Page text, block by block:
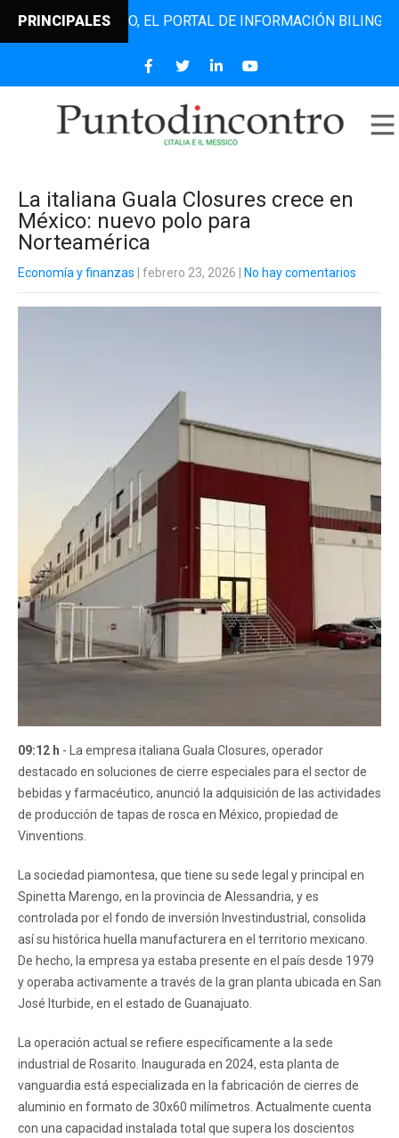
PRINCIPALESEL PORTAL DE INFORMACIÓN BILINGÜE
La italiana Guala Closures crece en
México: nuevo polo para
Norteamérica
Economía y finanzas | febrero 23, 2026 No hay comentarios
09:12 h - La empresa italiana Guala Closures, operador
destacado en soluciones de cierre especiales para el sector de
bebidas y farmacéutico, anunció la adquisición de las actividades
de producción de tapas de rosca en México, propiedad de
Vinventions.
La sociedad piamontesa, que tiene su sede legal y principal en
Spinetta Marengo, en la provincia de Alessandria, y es
controlada por el fondo de inversión Investindustrial, consolida
así su histórica huella manufacturera en el territorio mexicano.
De hecho, la empresa ya estaba presente en el país desde 1979
y operaba activamente a través de la gran planta ubicada en San
José Iturbide, en el estado de Guanajuato.
La operación actual se refiere específicamente a la sede
industrial de Rosarito. Inaugurada en 2024, esta planta de
vanguardia está especializada en la fabricación de cierres de
aluminio en formato de 30x60 milímetros. Actualmente cuenta
con una capacidad instalada total que supera los doscientos